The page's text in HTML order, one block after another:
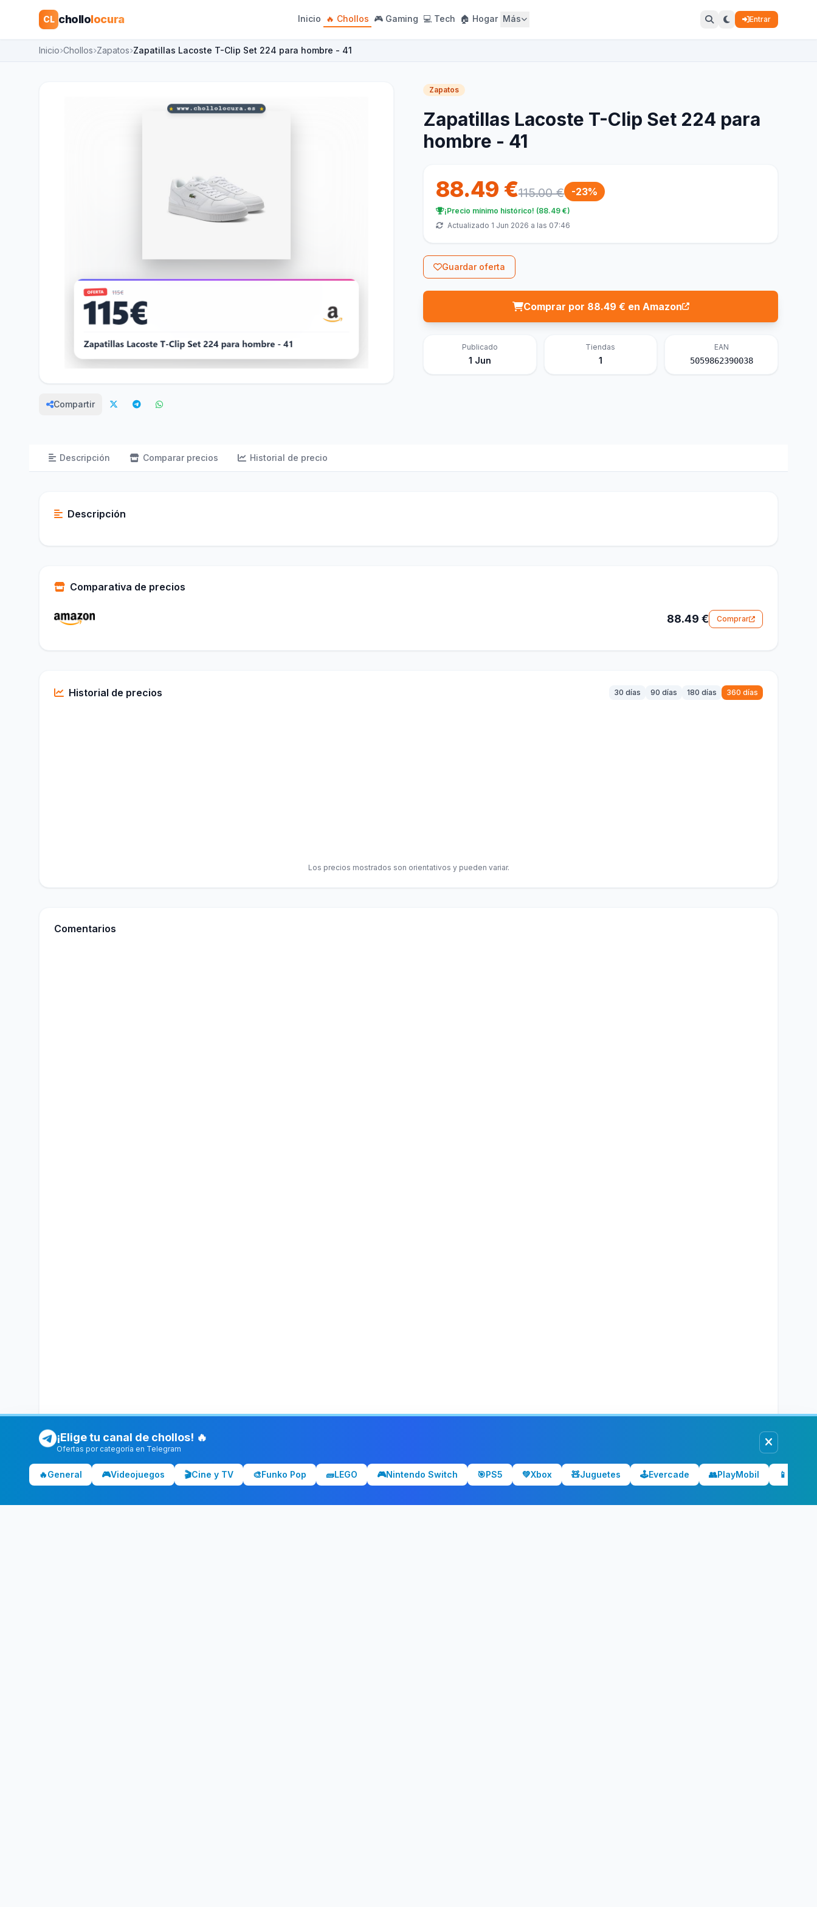
CL chollolocura Inicio 🔥 Chollos 🎮 Gaming 💻 Tech 🏠 Hogar Más Entrar
Inicio Chollos Zapatos Zapatillas Lacoste T-Clip Set 224 para hombre - 41
Compartir
Zapatos
Zapatillas Lacoste T-Clip Set 224 para
hombre - 41
88.49 €115.00 € -23%
¡Precio mínimo histórico! (88.49 €)
Actualizado 1 Jun 2026 a las 07:46
Guardar oferta
Comprar por 88.49 € en Amazon
Publicado
1 Jun
Tiendas
1
EAN
5059862390038
Descripción Comparar precios Historial de precio
Descripción
Comparativa de precios
88.49 € Comprar
Historial de precios 30 días 90 días 180 días 360 días
Los precios mostrados son orientativos y pueden variar.
Comentarios
¡Elige tu canal de chollos! 🔥
Ofertas por categoría en Telegram
🔥General 🎮Videojuegos 🎬Cine y TV 🎨Funko Pop 🧱LEGO 🎮Nintendo Switch 🎯PS5 💚Xbox 🧸Juguetes 🕹️Evercade 👥PlayMobil 📱